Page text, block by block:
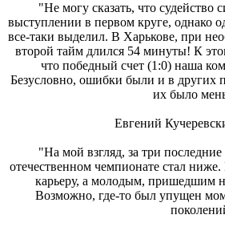
"Не могу сказать, что судейство
выступлении в первом круге, однако
все-таки выделил. В Харькове, при
второй тайм длился 54 минуты! К
что победный счет (1:0) наша
Безусловно, ошибки были и в других
их было
Евгений
"На мой взгляд, за три
отечественном чемпионате стал
карьеру, а молодым, пришедшим
Возможно, где-то был упущен